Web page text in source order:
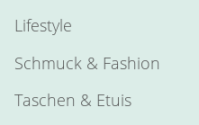
Lifestyle
Schmuck & Fashion
Taschen & Etuis